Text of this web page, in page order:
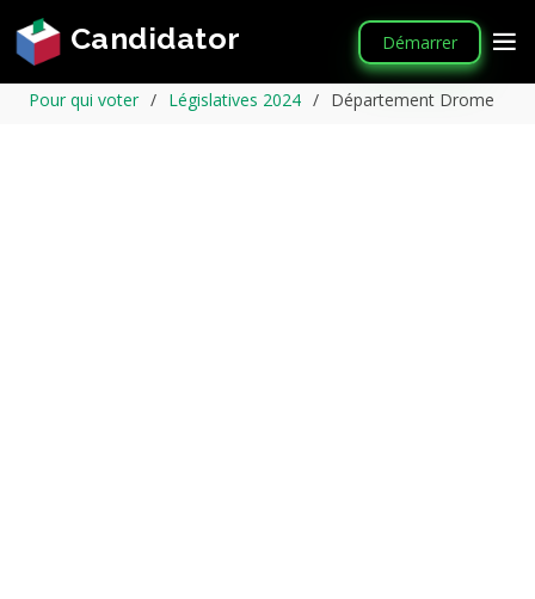
Candidator Démarrer
Pour qui voter Législatives 2024 Département Drome